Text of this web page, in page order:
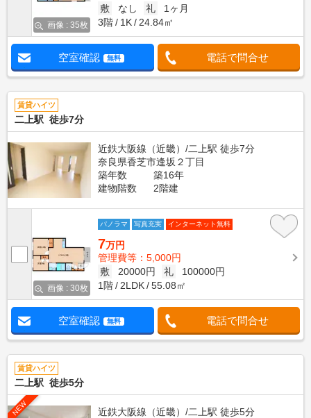
画像 : 35枚
敷 なし 礼
1ヶ月
3階
1K 24.84㎡
空室確認 無料 電話で問合せ
賃貸ハイツ
二上駅 徒歩7分
近鉄大阪線（近畿）/二上駅 徒歩7分
奈良県香芝市逢坂２丁目
築年数
築16年
建物階数
2階建
画像 : 30枚
パノラマ 写真充実 インターネット無料
7万円
管理費等：5,000円
敷
20000円 礼
100000円
1階
2LDK 55.08㎡
空室確認 無料 電話で問合せ
賃貸ハイツ
二上駅 徒歩5分
NEW
近鉄大阪線（近畿）/二上駅 徒歩5分